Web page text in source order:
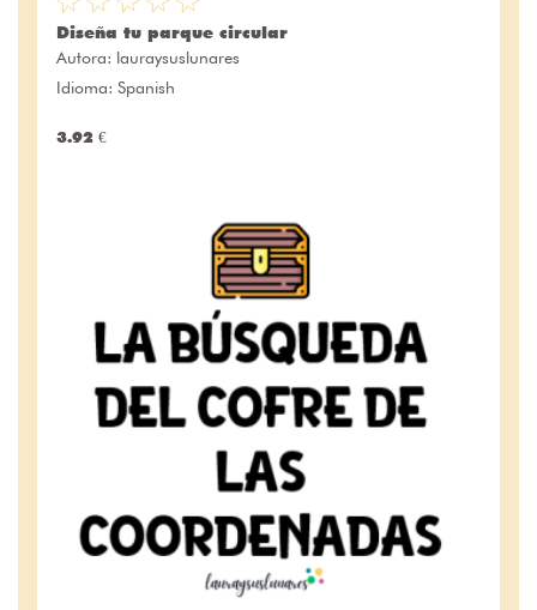
Diseña tu parque circular
Autora: lauraysuslunares
Idioma: Spanish
3.92 €